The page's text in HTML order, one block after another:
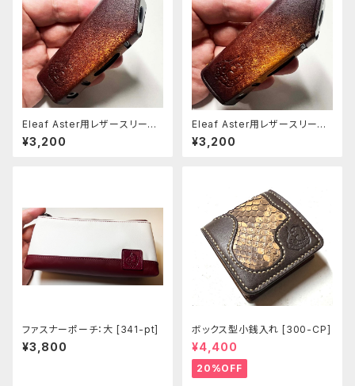
Eleaf Aster用レザースリーブ
[403-as]
¥3,200
Eleaf Aster用レザースリーブ
[404-as]
¥3,200
ファスナーポーチ：大 [341-pt]
¥3,800
ボックス型小銭入れ [300-CP]
¥4,400
20%OFF